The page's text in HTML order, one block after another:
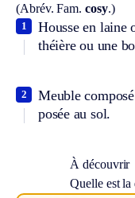
(Abrév. Fam. cosy.)
Housse en laine
théière ou une
1
Meuble
posée au sol.
2
À découvrir
Quelle est